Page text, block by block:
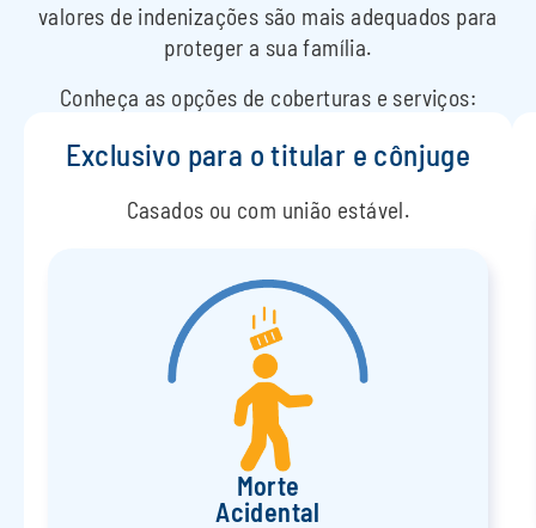
valores de indenizações são mais adequados para
proteger a sua família.
Conheça as opções de coberturas e serviços:
Exclusivo para o titular e cônjuge​
Casados ou com união estável.
Morte
Acidental